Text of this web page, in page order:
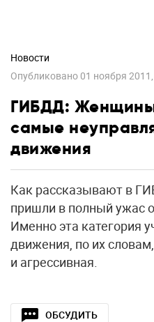
Новости
Опубликовано 01 ноября
ГИБДД:
самые
движения
Как рассказывают в
пришли в полный ужас
Именно эта категория
движения, по их
и агрессивная.
ОБСУДИТЬ